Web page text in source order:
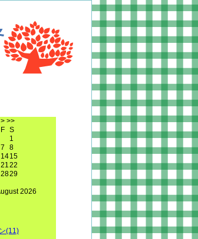
> >>
F S
1
7
8
1415
2122
2829
2026
(11)